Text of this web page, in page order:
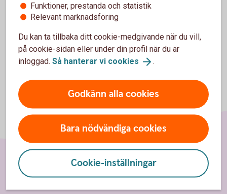
Insättningsgarantin
Funktioner, prestanda och statistik
Relevant marknadsföring
Du kan ta tillbaka ditt cookie-medgivande när du vill,
på cookie-sidan eller under din profil när du är
inloggad. Så hanterar vi cookies .
Godkänn alla cookies
Bara nödvändiga cookies
Cookie-inställningar
Sidfot
Hitta snabbt